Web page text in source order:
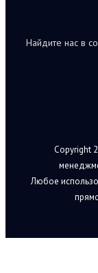
Найдите нас в
Copyright
Любое